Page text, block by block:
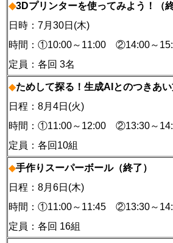
◆3Dプリンターを使ってみよう！（終
日時：7月30日(木)
時間：①10:00～11:00 ②14:00～
定員：各回 3名
◆ためして探る！生成AIとのつきあい
日程：8月4日(火)
時間：①11:00～12:00 ②13:30～
定員：各回10組
◆手作りスーパーボール（終了）
日程：8月6日(木)
時間：①11:00～11:45 ②13:30～
定員：各回 16組